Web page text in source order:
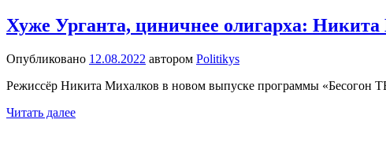
Хуже Урганта, циничнее олигарха:
Опубликовано 12.08.2022 автором Politikys
Режиссёр Никита Михалков в новом выпуске программы «Бесогон
Читать далее